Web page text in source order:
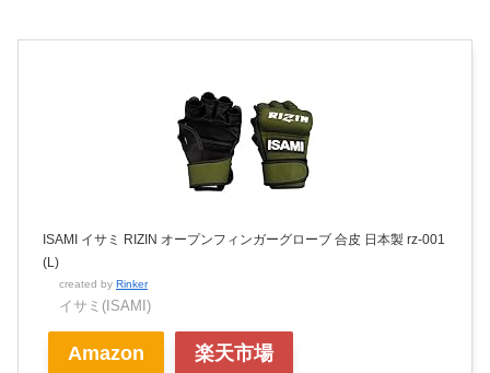
ISAMI イサミ RIZIN オープンフィンガーグローブ 合皮 日本製 rz-001
(L)
created by Rinker
イサミ(ISAMI)
Amazon 楽天市場